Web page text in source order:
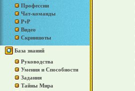
Профессии
Чат-команды
PvP
Видео
Скриншоты
База знаний
Руководства
Умения и Способности
Задания
Тайны Мира